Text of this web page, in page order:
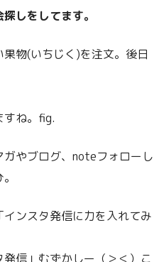
しをしてます。
物(いちじく)を注文。後日
すね。fig.
ガやブログ、noteフォローし
ンスタ発信に力を入れてみ
発信」むずかしー（＞＜）こ